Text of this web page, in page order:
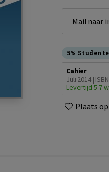
Mail naar
5%
Cahier
Juli 2014 |
Levertijd 5-7
Plaats